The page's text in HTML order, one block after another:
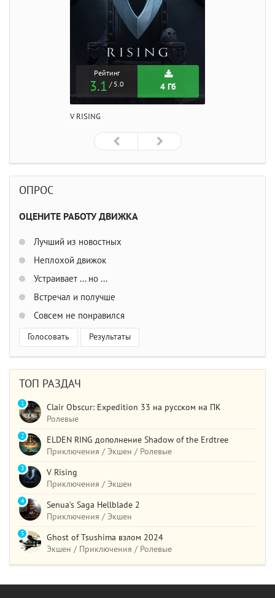
Рейтинг
3.1 / 5.0 4 Гб
V RISING
ОПРОС
ОЦЕНИТЕ РАБОТУ ДВИЖКА
Лучший из новостных
Неплохой движок
Устраивает ... но ...
Встречал и получше
Совсем не понравился
Голосовать Результаты
ТОП РАЗДАЧ
Clair Obscur: Expedition 33 на русском на ПК
Ролевые
1
ELDEN RING дополнение Shadow of the Erdtree
Приключения / Экшен / Ролевые
2
V Rising
Приключения / Экшен
3
Senua's Saga Hellblade 2
Приключения / Экшен
4
Ghost of Tsushima взлом 2024
Экшен / Приключения / Ролевые
5